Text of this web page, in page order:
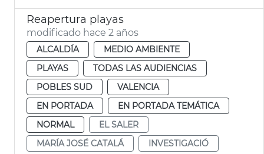
Reapertura playas
modificado hace 2 años
ALCALDÍA
MEDIO AMBIENTE
PLAYAS
TODAS LAS AUDIENCIAS
POBLES SUD
VALENCIA
EN PORTADA
EN PORTADA TEMÁTICA
NORMAL
EL SALER
MARÍA JOSÉ CATALÁ
INVESTIGACIÓ